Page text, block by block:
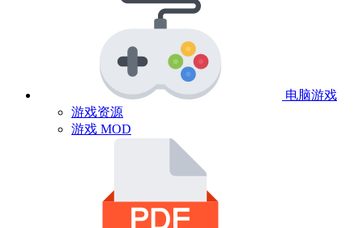
电脑游戏
游戏资源
游戏 MOD